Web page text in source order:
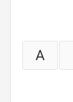
A